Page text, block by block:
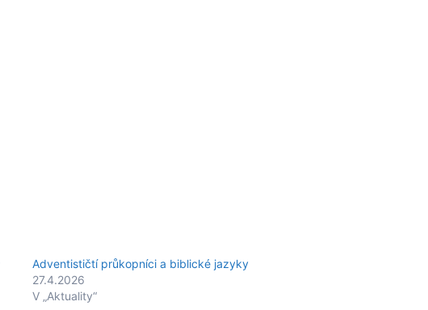
Adventističtí průkopníci a biblické jazyky
27.4.2026
V „Aktuality“